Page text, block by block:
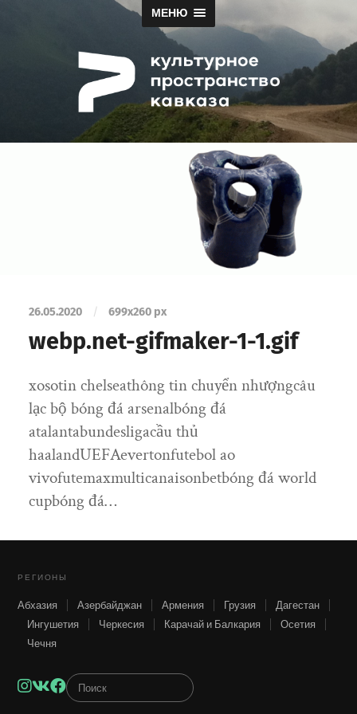
МЕНЮ
26.05.2020 / 699x260 px
webp.net-gifmaker-1-1.gif
xosotin chelseathông tin chuyển nhượngcâu
lạc bộ bóng đá arsenalbóng đá
atalantabundesligacầu thủ
haalandUEFAevertonfutebol ao
vivofutemaxmulticanaisonbetbóng đá world
cupbóng đá…
РЕГИОНЫ
Абхазия Азербайджан Армения Грузия
Дагестан
Ингушетия
Черкесия Карачай и Балкария
Осетия
Чечня
Instagram
VKFacebook